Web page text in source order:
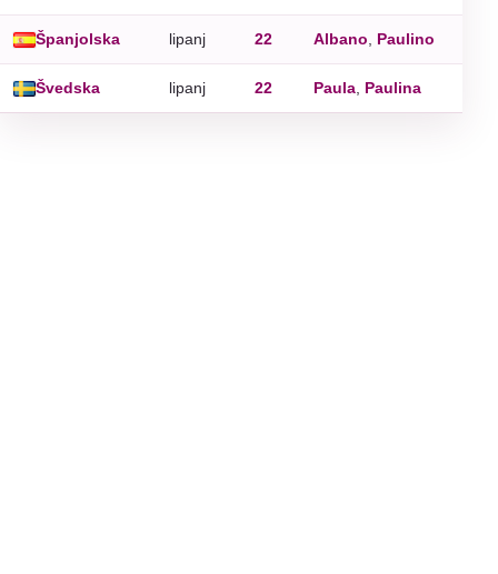
Španjolska lipanj 22 Albano Paulino
Švedska lipanj 22 Paula Paulina